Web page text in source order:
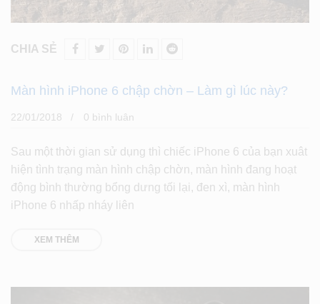
CHIA SẺ
Màn hình iPhone 6 chập chờn – Làm gì lúc này?
22/01/2018 0 bình luân
Sau một thời gian sử dụng thì chiếc iPhone 6 của bạn xuât
hiện tình trạng màn hình chập chờn, màn hình đang hoạt
động bình thường bổng dưng tối lại, đen xì, màn hình
iPhone 6 nhấp nháy liên
XEM THÊM